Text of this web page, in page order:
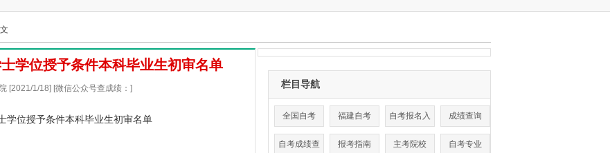
学位授予条件本科毕业生初审名单
[2021/1/18] [微信公众号查成绩：]
学位授予条件本科毕业生初审名单
栏目导航
全国自考 福建自考 自考报名入
口
成绩查询
自考成绩查 报考指南 主考院校 自考专业